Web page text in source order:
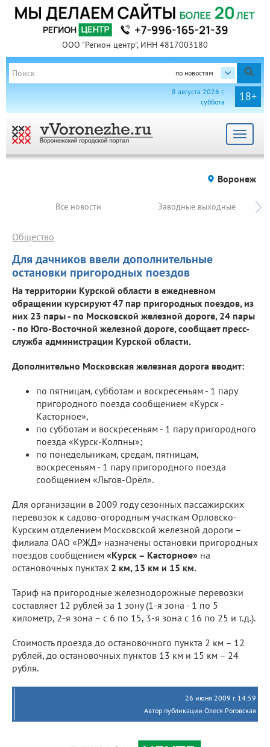
ООО "Регион центр", ИНН 4817003180
по новостям
18+
8 августа 2026 г.
суббота
Toggle
Воронеж
Все новости Заводные выходные
Для дачников ввели дополнительные
остановки пригородных поездов
Общество
На территории Курской области в ежедневном
обращении курсируют 47 пар пригородных поездов, из
них 23 пары - по Московской железной дороге, 24 пары
- по Юго-Восточной железной дороге, сообщает пресс-
служба администрации Курской области.
Дополнительно Московская железная дорога вводит:
по пятницам, субботам и воскресеньям - 1 пару
пригородного поезда сообщением «Курск -
Касторное»,
по субботам и воскресеньям - 1 пару пригородного
поезда «Курск-Колпны»;
по понедельникам, средам, пятницам,
воскресеньям - 1 пару пригородного поезда
сообщением «Льгов-Орёл».
Для организации в 2009 году сезонных пассажирских
перевозок к садово-огородным участкам Орловско-
Курским отделением Московской железной дороги –
филиала ОАО «РЖД» назначены остановки пригородных
поездов сообщением «Курск – Касторное» на
остановочных пунктах 2 км, 13 км и 15 км.
Тариф на пригородные железнодорожные перевозки
составляет 12 рублей за 1 зону (1-я зона - 1 по 5
километр, 2-я зона – с 6 по 15, 3-я зона с 16 по 25 и т.д.).
Стоимость проезда до остановочного пункта 2 км – 12
рублей, до остановочных пунктов 13 км и 15 км – 24
рубля.
26 июня 2009 г. 14:59
Автор публикации Олеся Роговская